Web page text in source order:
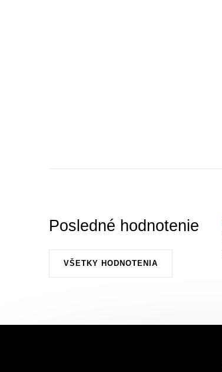
Posledné hodnotenie
VŠETKY HODNOTENIA